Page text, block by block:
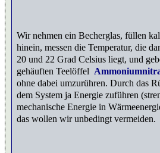
Wir nehmen ein Becherglas, füllen
hinein, messen die Temperatur, die
20 und 22 Grad Celsius liegt, und
gehäuften Teelöffel
ohne dabei umzurühren. Durch das
dem System ja Energie zuführen
mechanische Energie in
das wollen wir unbedingt vermeiden.